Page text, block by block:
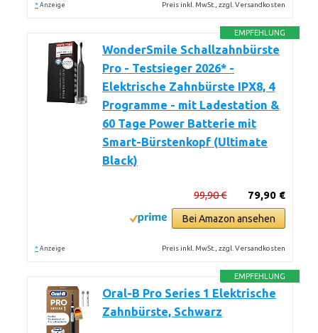
* Anzeige Preis inkl. MwSt., zzgl. Versandkosten
EMPFEHLUNG
WonderSmile Schallzahnbürste
Pro - Testsieger 2026* -
Elektrische Zahnbürste IPX8, 4
Programme - mit Ladestation &
60 Tage Power Batterie mit
Smart-Bürstenkopf (Ultimate
Black)
79,90 €
99,90 €
Bei Amazon ansehen
* Anzeige Preis inkl. MwSt., zzgl. Versandkosten
EMPFEHLUNG
Oral-B Pro Series 1 Elektrische
Zahnbürste, Schwarz